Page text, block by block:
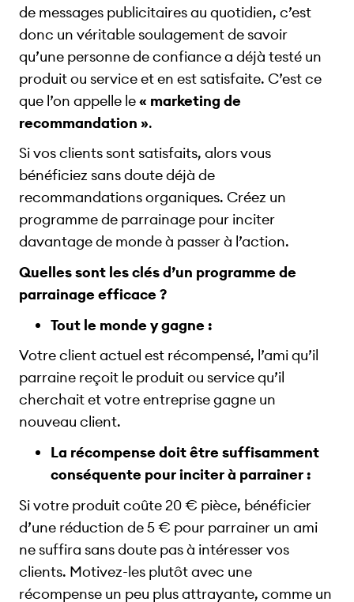
de messages publicitaires au quotidien, c’est
donc un véritable soulagement de savoir
qu’une personne de confiance a déjà testé un
produit ou service et en est satisfaite. C’est ce
que l’on appelle le« marketing de
recommandation ».
Si vos clients sont satisfaits, alors vous
bénéficiez sans doute déjà de
recommandations organiques. Créez un
programme de parrainage pour inciter
davantage de monde à passer à l’action.
Quelles sont les clés d’un programme de
parrainage efficace ?
Tout le monde y gagne :
Votre client actuel est récompensé, l’ami qu’il
parraine reçoit le produit ou service qu’il
cherchait et votre entreprise gagne un
nouveau client.
La récompense doit être suffisamment
conséquente pour inciter à parrainer :
Si votre produit coûte 20 € pièce, bénéficier
d’une réduction de 5 € pour parrainer un ami
ne suffira sans doute pas à intéresser vos
clients. Motivez-les plutôt avec une
récompense un peu plus attrayante, comme un